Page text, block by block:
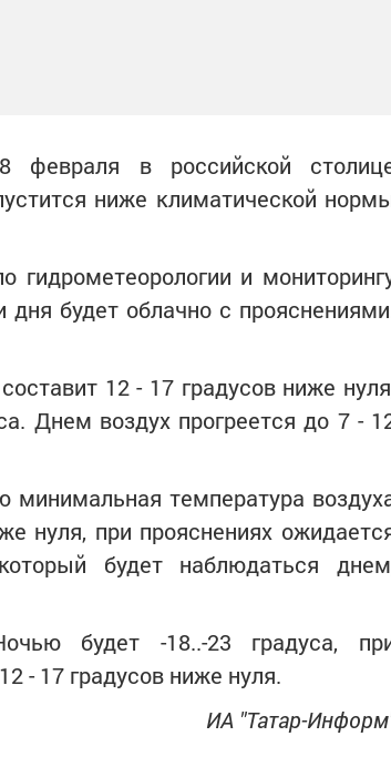
в российской
ниже климатической
гидрометеорологии и
будет облачно с
12 - 17 градусов ниже
Днем воздух прогреется до 7 -
температура
нуля, при прояснениях
будет наблюдаться
будет -18..-23 градуса,
- 17 градусов ниже нуля.
ИА "Татар-